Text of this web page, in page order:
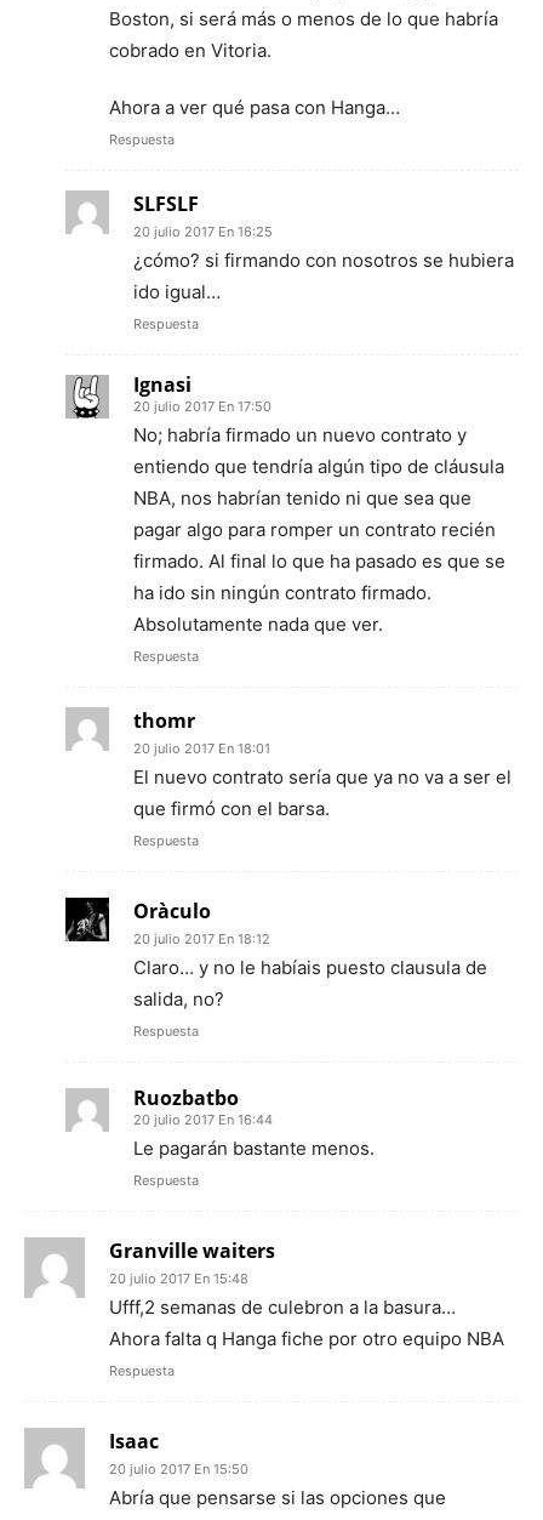
Boston, si será más o menos de lo que habría
cobrado en Vitoria.
Ahora a ver qué pasa con Hanga…
Respuesta
SLFSLF
20 julio 2017 En 16:25
¿cómo? si firmando con nosotros se hubiera
ido igual…
Respuesta
Ignasi
20 julio 2017 En 17:50
No; habría firmado un nuevo contrato y
entiendo que tendría algún tipo de cláusula
NBA, nos habrían tenido ni que sea que
pagar algo para romper un contrato recién
firmado. Al final lo que ha pasado es que se
ha ido sin ningún contrato firmado.
Absolutamente nada que ver.
Respuesta
thomr
20 julio 2017 En 18:01
El nuevo contrato sería que ya no va a ser el
que firmó con el barsa.
Respuesta
Oràculo
20 julio 2017 En 18:12
Claro… y no le habíais puesto clausula de
salida, no?
Respuesta
Ruozbatbo
20 julio 2017 En 16:44
Le pagarán bastante menos.
Respuesta
Granville waiters
20 julio 2017 En 15:48
Ufff,2 semanas de culebron a la basura…
Ahora falta q Hanga fiche por otro equipo NBA
Respuesta
Isaac
20 julio 2017 En 15:50
Abría que pensarse si las opciones que